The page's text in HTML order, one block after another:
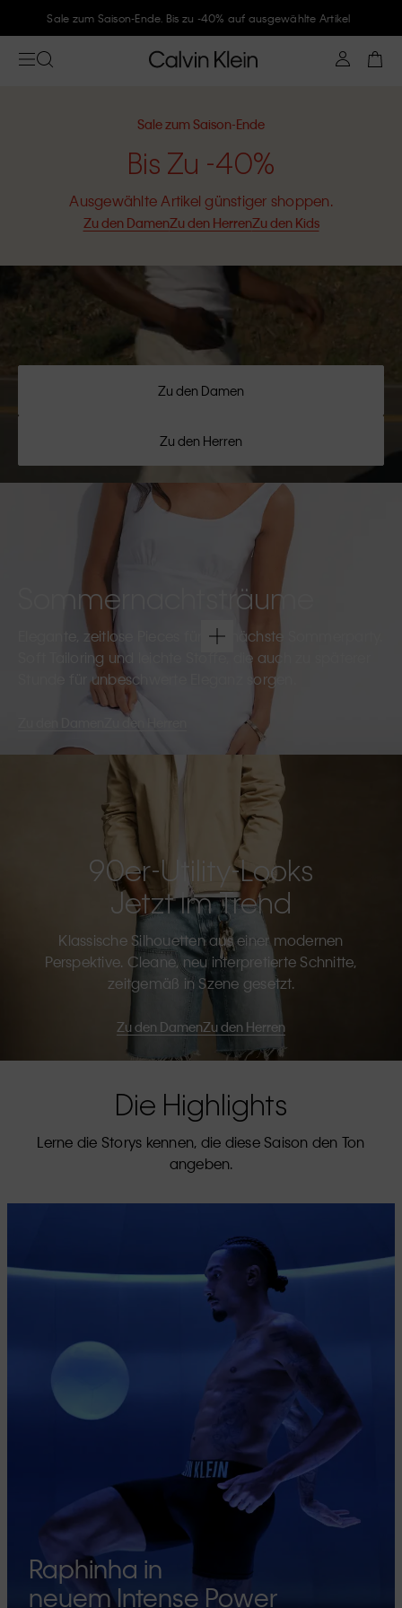
Folge Calvin Klein und gönne Dir -10%
Sale zum Saison-Ende
Bis Zu -40%
Ausgewählte Artikel günstiger shoppen.
Zu den DamenZu den HerrenZu den Kids
Zu den Damen
Zu den Herren
Sommernachtsträume
Elegante, zeitlose Pieces für die nächste Sommerparty.
Soft Tailoring und leichte Stoffe, die auch zu späterer
Stunde für unbeschwerte Eleganz sorgen.
Zu den Herren
90er-Utility-Looks
Jetzt Im Trend
Klassische Silhouetten aus einer modernen
Perspektive. Cleane, neu interpretierte Schnitte,
zeitgemäß in Szene gesetzt.
Zu den DamenZu den Herren
Die Highlights
Lerne die Storys kennen, die diese Saison den Ton
angeben.
Raphinha in
neuem Intense Power